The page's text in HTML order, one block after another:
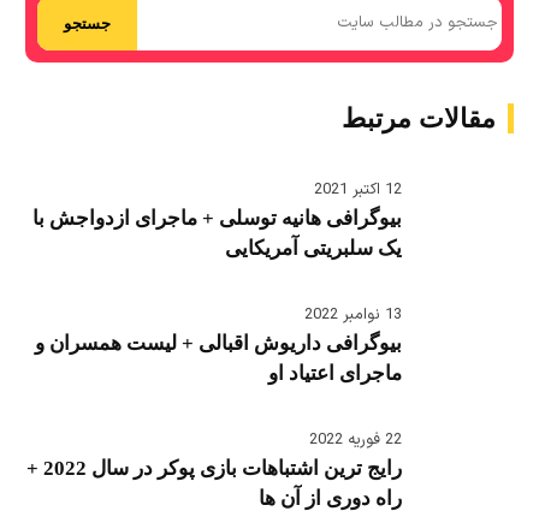
جستجو
مقالات مرتبط
12 اکتبر 2021
بیوگرافی هانیه توسلی + ماجرای ازدواجش با
یک سلبریتی آمریکایی
13 نوامبر 2022
بیوگرافی داریوش اقبالی + لیست همسران و
ماجرای اعتیاد او
22 فوریه 2022
رایج ترین اشتباهات بازی پوکر در سال 2022 +
راه دوری از آن ها